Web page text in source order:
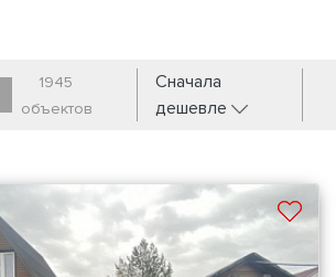
1945
объектов
Сначала
дешевле